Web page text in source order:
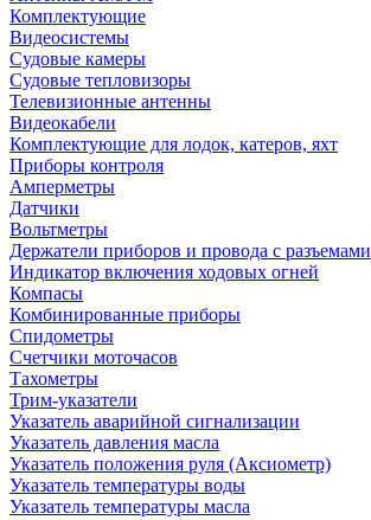
Комплектующие
Видеосистемы
Судовые камеры
Cудовые тепловизоры
Телевизионные антенны
Видеокабели
Комплектующие для лодок, катеров, яхт
Приборы контроля
Амперметры
Датчики
Вольтметры
Держатели приборов и провода с разъемами
Индикатор включения ходовых огней
Компасы
Комбинированные приборы
Спидометры
Счетчики моточасов
Тахометры
Трим-указатели
Указатель аварийной сигнализации
Указатель давления масла
Указатель положения руля (Аксиометр)
Указатель температуры воды
Указатель температуры масла